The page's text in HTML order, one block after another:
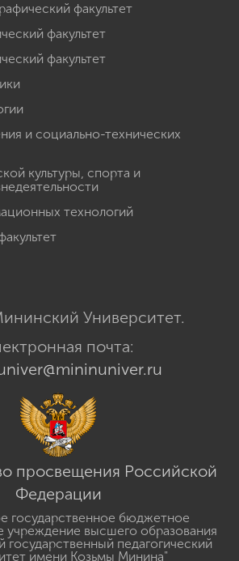
факультет
факультет
факультет
и социально-технических
культуры, спорта и
технологий
Университет.
почта:
просвещения Российской
Федерации
государственное бюджетное
учреждение высшего образования
педагогический
имени Козьмы Минина"